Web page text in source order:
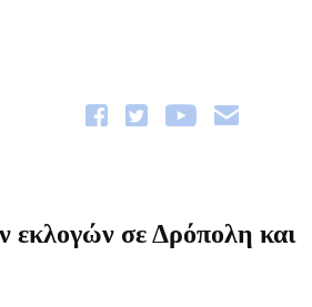
εκλογών σε Δρόπολη και